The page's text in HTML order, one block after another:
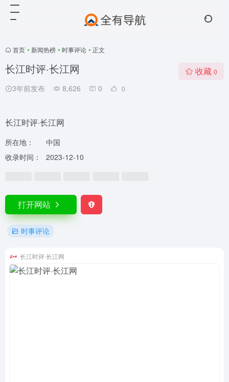
首页 • 新闻热榜 • 时事评论 • 正文
长江时评·长江网
3年前发布 8,626 0 0
收藏 0
长江时评·长江网
所在地：
中国
收录时间：
2023-12-10
打开网站
时事评论
长江时评·长江网